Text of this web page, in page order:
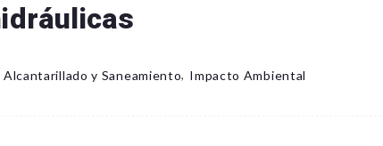
Alcantarillado y Saneamiento, Impacto Ambiental